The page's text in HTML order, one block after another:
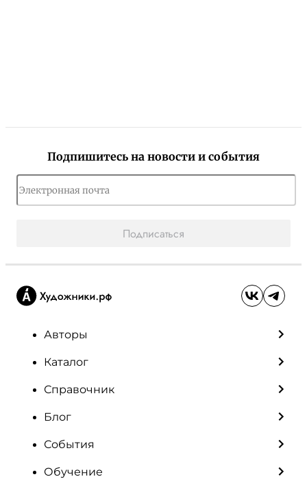
Подпишитесь на новости и события
Подписаться
Авторы
Каталог
Справочник
Блог
События
Обучение